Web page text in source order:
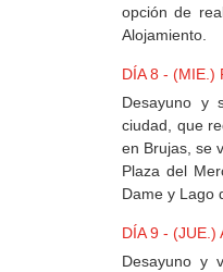
opción de
Alojamiento.
DÍA 8 - (MIE.)
Desayuno y
ciudad, que
en Brujas, se
Plaza del
Dame y Lago
DÍA 9 - (JUE.)
Desayuno y